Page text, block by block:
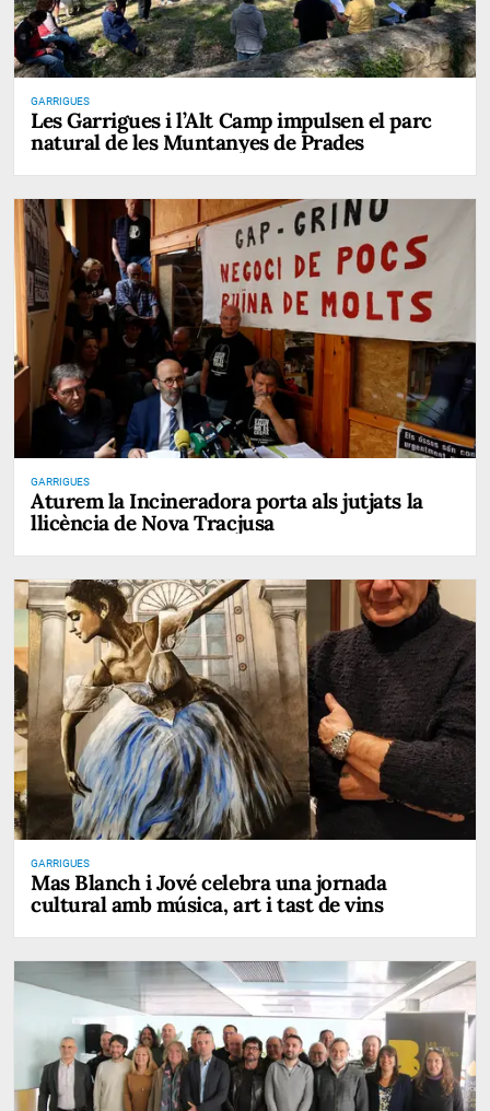
GARRIGUES
Les Garrigues i l’Alt Camp impulsen el parc
natural de les Muntanyes de Prades
GARRIGUES
Aturem la Incineradora porta als jutjats la
llicència de Nova Tracjusa
GARRIGUES
Mas Blanch i Jové celebra una jornada
cultural amb música, art i tast de vins